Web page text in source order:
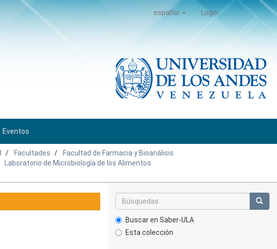
español Login
Eventos
Facultades
Facultad de Farmacia y Bioanálisis
Laboratorio de Microbiología de los Alimentos
Buscar en Saber-ULA
Esta colección